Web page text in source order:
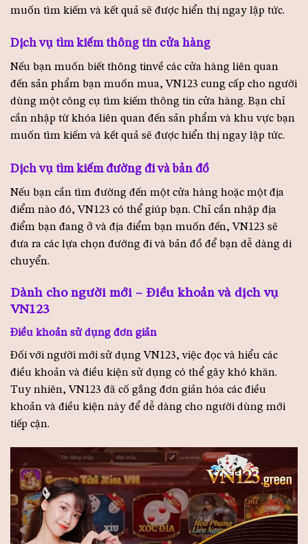
muốn tìm kiếm và kết quả sẽ được hiển thị ngay lập tức.
Dịch vụ tìm kiếm thông tin cửa hàng
Nếu bạn muốn biết thông tinvề các cửa hàng liên quan
đến sản phẩm bạn muốn mua, VN123 cung cấp cho người
dùng một công cụ tìm kiếm thông tin cửa hàng. Bạn chỉ
cần nhập từ khóa liên quan đến sản phẩm và khu vực bạn
muốn tìm kiếm và kết quả sẽ được hiển thị ngay lập tức.
Dịch vụ tìm kiếm đường đi và bản đồ
Nếu bạn cần tìm đường đến một cửa hàng hoặc một địa
điểm nào đó, VN123 có thể giúp bạn. Chỉ cần nhập địa
điểm bạn đang ở và địa điểm bạn muốn đến, VN123 sẽ
đưa ra các lựa chọn đường đi và bản đồ để bạn dễ dàng di
chuyển.
Dành cho người mới – Điều khoản và dịch vụ
VN123
Điều khoản sử dụng đơn giản
Đối với người mới sử dụng VN123, việc đọc và hiểu các
điều khoản và điều kiện sử dụng có thể gây khó khăn.
Tuy nhiên, VN123 đã cố gắng đơn giản hóa các điều
khoản và điều kiện này để dễ dàng cho người dùng mới
tiếp cận.